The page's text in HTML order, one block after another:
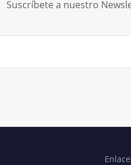
Suscríbete a nuestro